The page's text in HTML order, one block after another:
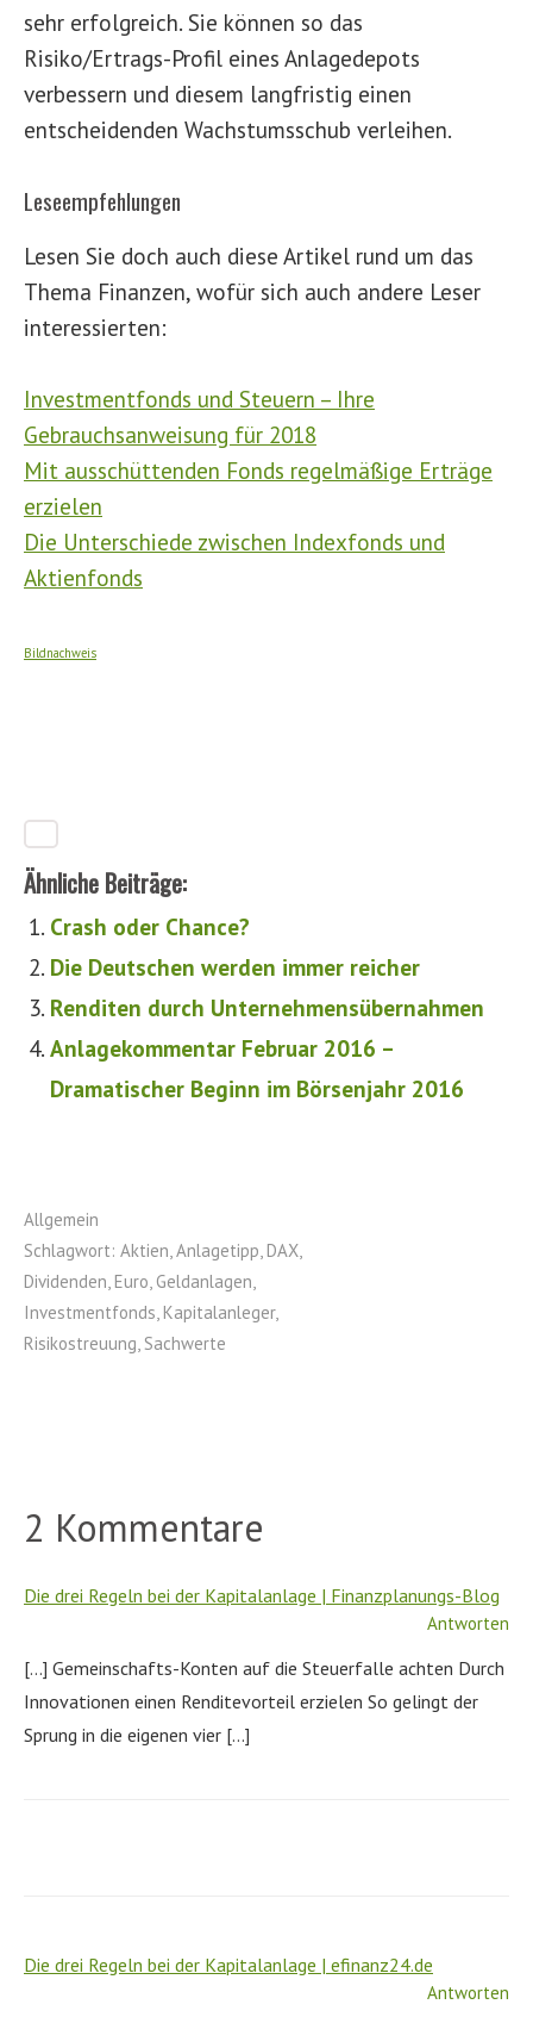
sehr erfolgreich. Sie können so das
Risiko/Ertrags-Profil eines Anlagedepots
verbessern und diesem langfristig einen
entscheidenden Wachstumsschub verleihen.
Leseempfehlungen
Lesen Sie doch auch diese Artikel rund um das
Thema Finanzen, wofür sich auch andere Leser
interessierten:
Investmentfonds und Steuern – Ihre
Gebrauchsanweisung für 2018
Mit ausschüttenden Fonds regelmäßige Erträge
erzielen
Die Unterschiede zwischen Indexfonds und
Aktienfonds
Bildnachweis
Ähnliche Beiträge:
Crash oder Chance?
Die Deutschen werden immer reicher
Renditen durch Unternehmensübernahmen
Anlagekommentar Februar 2016 –
Dramatischer Beginn im Börsenjahr 2016
Allgemein
Schlagwort: Aktien,Anlagetipp, DAX,
Dividenden, Euro, Geldanlagen,
Investmentfonds, Kapitalanleger,
Risikostreuung, Sachwerte
2 Kommentare
Die drei Regeln bei der Kapitalanlage | Finanzplanungs-Blog
Antworten
[…] Gemeinschafts-Konten auf die Steuerfalle achten Durch
Innovationen einen Renditevorteil erzielen So gelingt der
Sprung in die eigenen vier […]
Die drei Regeln bei der Kapitalanlage | efinanz24.de
Antworten